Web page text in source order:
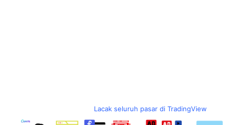
Lacak seluruh pasar di TradingView